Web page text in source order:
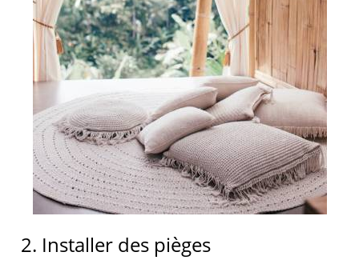
2. Installer des pièges